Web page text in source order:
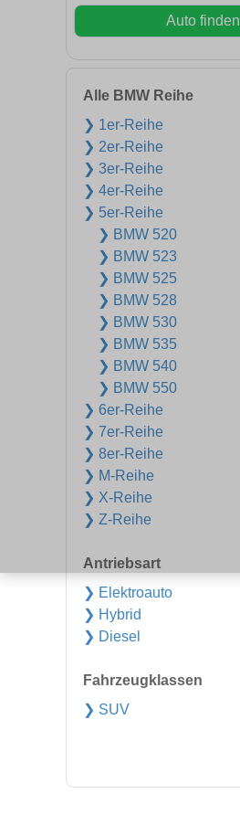
Auto finden
Alle BMW Reihe
❯ 1er-Reihe
❯ 2er-Reihe
❯ 3er-Reihe
❯ 4er-Reihe
❯ 5er-Reihe
❯ BMW 520
❯ BMW 523
❯ BMW 525
❯ BMW 528
❯ BMW 530
❯ BMW 535
❯ BMW 540
❯ BMW 550
❯ 6er-Reihe
❯ 7er-Reihe
❯ 8er-Reihe
❯ M-Reihe
❯ X-Reihe
❯ Z-Reihe
Antriebsart
❯ Elektroauto
❯ Hybrid
❯ Diesel
Fahrzeugklassen
❯ SUV